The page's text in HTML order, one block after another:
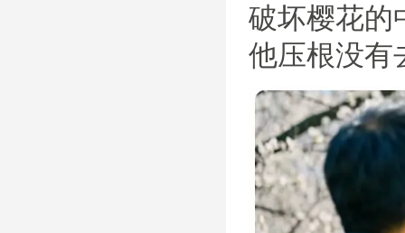
破坏樱花的
他压根没有